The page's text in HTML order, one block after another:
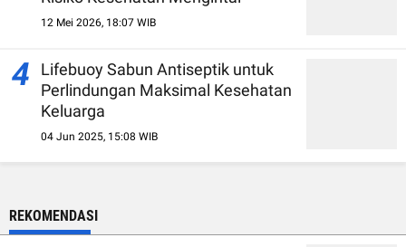
12 Mei 2026, 18:07 WIB
4
Lifebuoy Sabun Antiseptik untuk
Perlindungan Maksimal Kesehatan
Keluarga
04 Jun 2025, 15:08 WIB
REKOMENDASI